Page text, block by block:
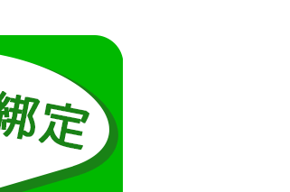
路繳費。
司」（以下簡稱本公司）所提供，讓
或服務，並由商店將買賣／分期付
用本公司帳單繳交帳款。
之契約關係目的，商店將以您的個人
台灣大哥大進項蒐集、處理及利
需資料之確認、核對及更正。
結：https://oppay.tw/userRule
擊此簡訊中的連結，可透過四大超商
款，方視為交易完成。
繳費，但若您需要取消訂單，請聯
之訂單仍視為有效，需透過AFTEE
付 」之結帳頁面顯示為準，若有關於
相關疑問，請聯繫「AFTEE先享後
support/home
運費
免運費
免運費